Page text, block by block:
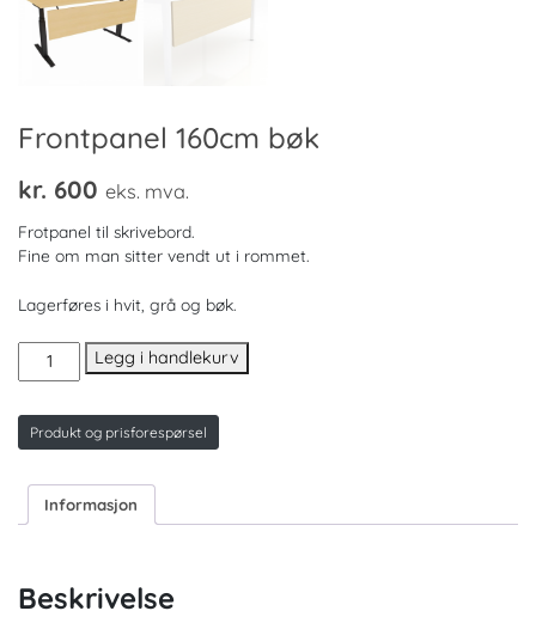
Frontpanel 160cm bøk
kr. 600 eks. mva.
Frotpanel til skrivebord.
Fine om man sitter vendt ut i rommet.
Lagerføres i hvit, grå og bøk.
Frontpanel
160cm
antall
Legg i handlekurv
Produkt og prisforespørsel
Informasjon
Beskrivelse